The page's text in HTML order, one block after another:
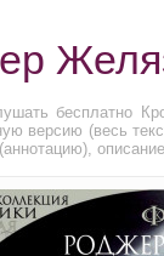
бесплатно
версию (весь